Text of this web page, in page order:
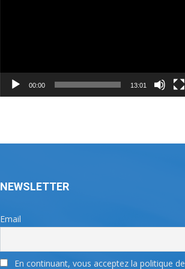
00:00 13:01
NEWSLETTER
Email
En continuant, vous acceptez la politique de